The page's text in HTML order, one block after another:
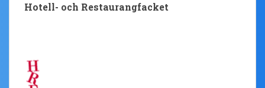
Hotell- och Restaurangfacket